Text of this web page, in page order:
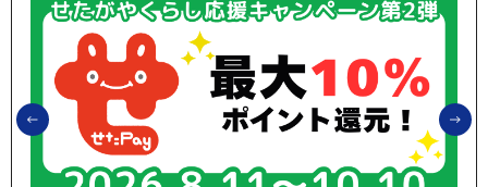
前のスライドを表示